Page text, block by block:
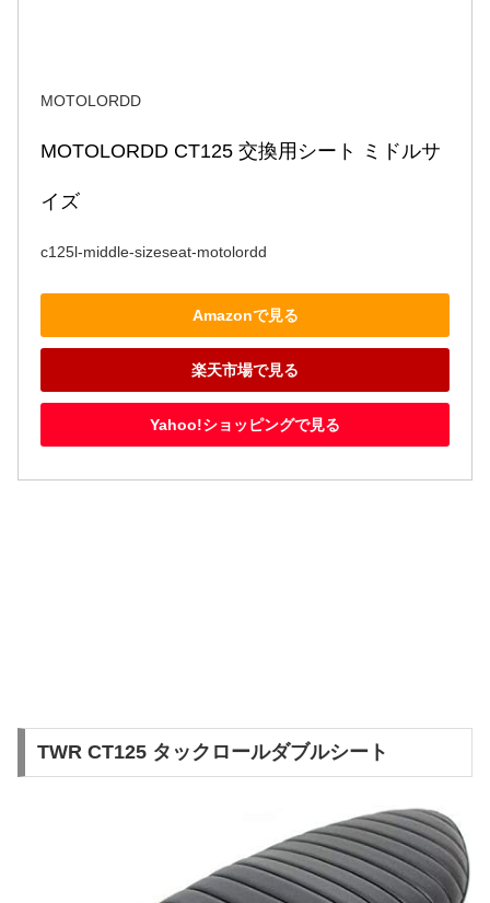
MOTOLORDD
MOTOLORDD CT125 交換用シート ミドルサ
イズ
c125l-middle-sizeseat-motolordd
Amazonで見る
楽天市場で見る
Yahoo!ショッピングで見る
TWR CT125 タックロールダブルシート